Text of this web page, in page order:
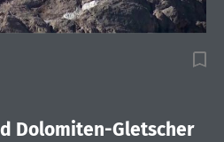
Dolomiten-Gletscher